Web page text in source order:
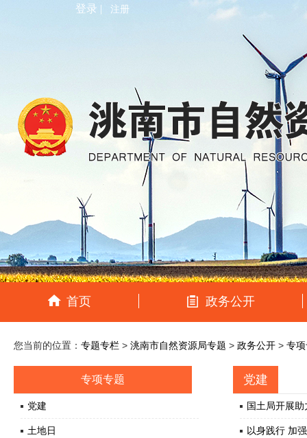
登录 | 注册
首页 政务公开
您当前的位置： 专题专栏 > 洮南市自然资源局专题 > 政务公开 > 专
专项专题
党建
土地日
党建
国土局开展
以身践行 加